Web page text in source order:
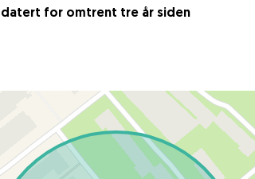
for omtrent tre år siden